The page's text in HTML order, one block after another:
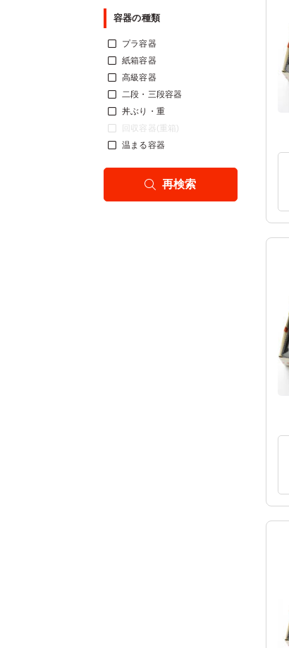
容器の種類
プラ容器
紙箱容器
高級容器
二段・三段容器
丼ぶり・重
回収容器(重箱)
温まる容器
再検索